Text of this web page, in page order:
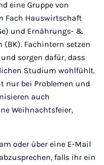
eine Gruppe von
Fach Hauswirtschaft
und Ernährungs- &
Fachintern setzen
sorgen dafür, dass
Studium wohlfühlt.
nur bei Problemen und
auch
Weihnachtsfeier,
oder über eine E-Mail
falls ihr ein